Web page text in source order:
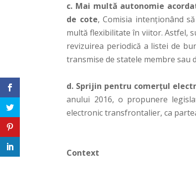
c. Mai multă autonomie
de cote, Comisia intenționând
multă flexibilitate în viitor. Astfel,
revizuirea periodică a listei de
transmise de statele membre sau
d. Sprijin pentru comerțul
anului 2016, o propunere
electronic transfrontalier, ca
Context